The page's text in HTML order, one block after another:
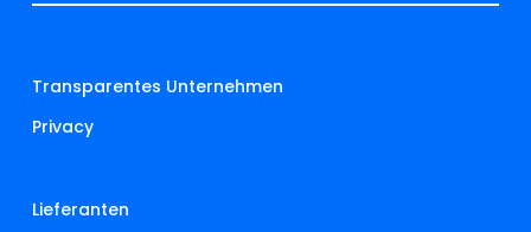
Transparentes Unternehmen
Privacy
Lieferanten